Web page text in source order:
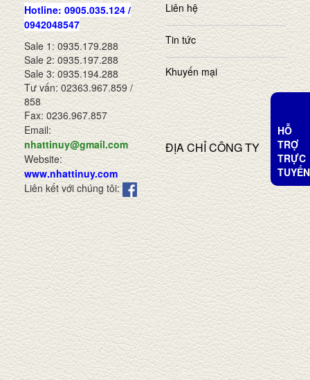
Hotline: 0905.035.124 /
0942048547
Sale 1: 0935.179.288
Sale 2: 0935.197.288
Sale 3: 0935.194.288
Tư vấn: 02363.967.859 /
858
Fax: 0236.967.857
Email:
nhattinuy@gmail.com
Website:
www.nhattinuy.com
Liên kết với chúng tôi:
Liên hệ
Tin tức
Khuyến mại
ĐỊA CHỈ CÔNG TY
HỖ
TRỢ
TRỰC
TUYẾN